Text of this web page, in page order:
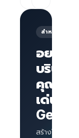
สำหรับนายจ้าง
อยากให้
บริษัทข
คุณโดด
เด่นบน
สร้างโปรไฟล์บ